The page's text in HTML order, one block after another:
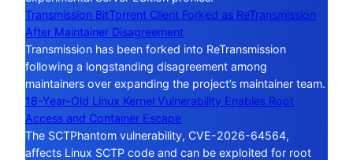
Transmission BitTorrent Client Forked as ReTransmission
After Maintainer Disagreement
Transmission has been forked into ReTransmission
following a longstanding disagreement among
maintainers over expanding the project’s maintainer team.
18-Year-Old Linux Kernel Vulnerability Enables Root
Access and Container Escape
The SCTPhantom vulnerability, CVE-2026-64564,
affects Linux SCTP code and can be exploited for root